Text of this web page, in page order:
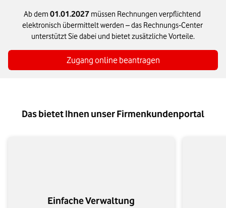
Ab dem 01.01.2027 müssen Rechnungen verpflichtend
elektronisch übermittelt werden – das Rechnungs‑Center
unterstützt Sie dabei und bietet zusätzliche Vorteile.
Zugang online beantragen
Das bietet Ihnen unser Firmenkundenportal
Einfache Verwaltung